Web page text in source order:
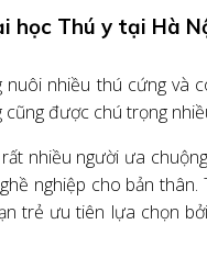
học Thú y tại Hà
nhiều thú cứng và
được chú trọng
nhiều người ưa
nghiệp cho bản
trẻ ưu tiên lựa chọn